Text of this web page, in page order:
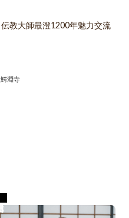
伝教大師最澄1200年魅力交流
探訪「1200年の魅力交流」
鰐淵寺